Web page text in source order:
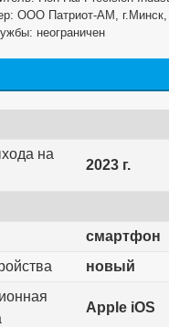
ООО Патриот-АМ, г.Минск,
неограничен
на
2023 г.
смартфон
новый
Apple iOS